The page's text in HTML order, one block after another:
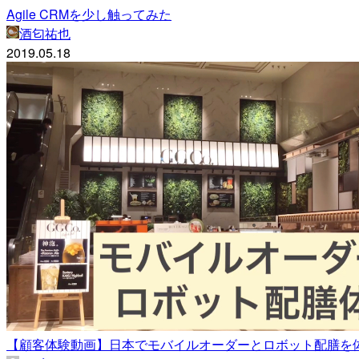
Agile CRMを少し触ってみた
酒匂祐也
2019.05.18
【顧客体験動画】日本でモバイルオーダーとロボット配膳を